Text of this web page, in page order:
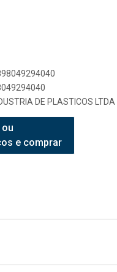
DE PLASTICOS LTDA
e comprar